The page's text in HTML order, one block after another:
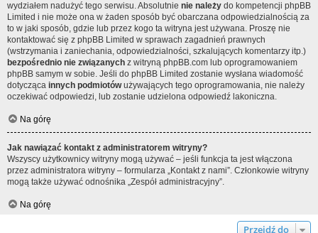
wydziałem nadużyć tego serwisu. Absolutnie nie należy do kompetencji phpBB
Limited i nie może ona w żaden sposób być obarczana odpowiedzialnością za
to w jaki sposób, gdzie lub przez kogo ta witryna jest używana. Proszę nie
kontaktować się z phpBB Limited w sprawach zagadnień prawnych
(wstrzymania i zaniechania, odpowiedzialności, szkalujących komentarzy itp.)
bezpośrednio nie związanych z witryną phpBB.com lub oprogramowaniem
phpBB samym w sobie. Jeśli do phpBB Limited zostanie wysłana wiadomość
dotycząca innych podmiotówużywających tego oprogramowania, nie należy
oczekiwać odpowiedzi, lub zostanie udzielona odpowiedź lakoniczna.
Na górę
Jak nawiązać kontakt z administratorem witryny?
Wszyscy użytkownicy witryny mogą używać – jeśli funkcja ta jest włączona
przez administratora witryny – formularza „Kontakt z nami”. Członkowie witryny
mogą także używać odnośnika „Zespół administracyjny”.
Na górę
Przejdź do